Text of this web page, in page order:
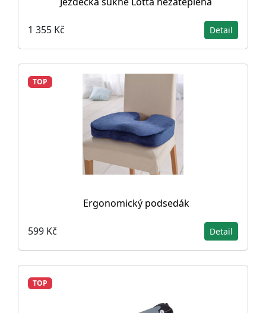
1 355 Kč Detail
TOP
Ergonomický podsedák
599 Kč Detail
TOP